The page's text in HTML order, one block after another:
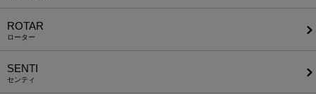
ROTAR
ローター
SENTI
センティ